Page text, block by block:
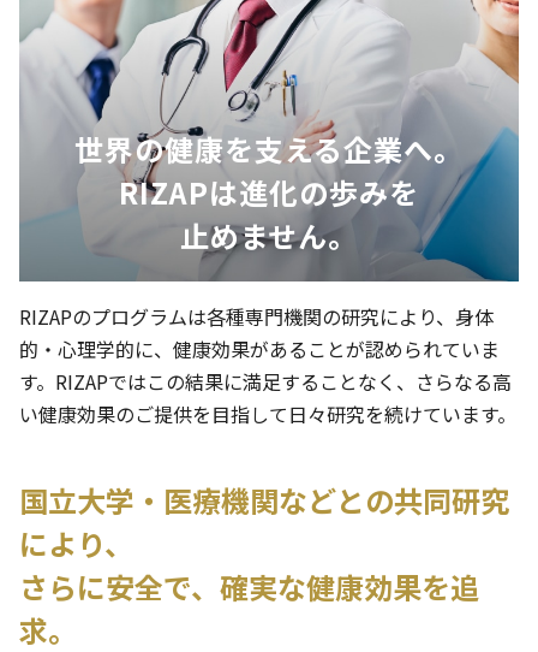
世界の健康を支える企業へ。
RIZAPは進化の歩みを
止めません。
RIZAPのプログラムは各種専門機関の研究により、身体
的・心理学的に、健康効果があることが認められていま
す。RIZAPではこの結果に満足することなく、さらなる高
い健康効果のご提供を目指して日々研究を続けています。
国立大学・医療機関などとの共同研究
により、
さらに安全で、確実な健康効果を追
求。